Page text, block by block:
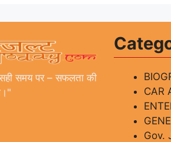
समय पर – सफलता की
CAR
Gov.